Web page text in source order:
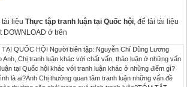
tài liệu Thực tập tranh luận tại Quốc hội, để tải tài liệu
DOWNLOAD ở trên
QUỐC HỘI Người biên tập: Nguyễn Chí Dũng Lương
Chị tranh luận khác với chất vấn, thảo luận ở những vấn
tại Quốc hội khác với tranh luận khác ở những điểm gì?
là ai?Anh Chị thường quan tâm tranh luận những vấn đề